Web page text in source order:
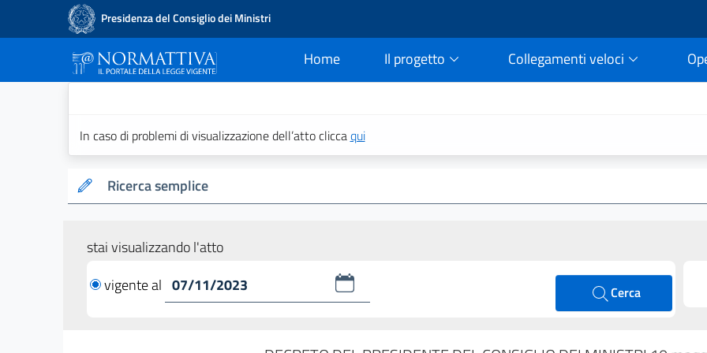
Presidenza del Consiglio dei Ministri
Home
current Il progetto Collegamenti veloci
In caso di problemi di visualizzazione dell’atto cliccaqui
Ricerca semplice
stai visualizzando l'atto
vigente al
Cerca